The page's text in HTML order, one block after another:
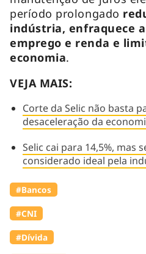
período prolongado
indústria, enfraquece
emprego e renda e
economia.
VEJA MAIS:
Corte da Selic não basta
desaceleração da
Selic cai para 14,5%, mas
considerado ideal pela
#Bancos
#CNI
#Dívida